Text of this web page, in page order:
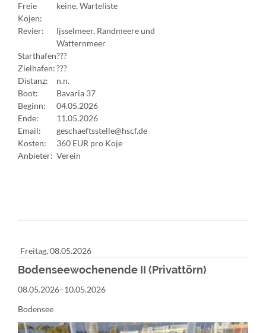
Freie
Kojen:
keine, Warteliste
Revier:
Ijsselmeer, Randmeere und
Watternmeer
Starthafen???
Zielhafen:???
Distanz:
n.n.
Boot:
Bavaria 37
Beginn:
04.05.2026
Ende:
11.05.2026
Email:
geschaeftsstelle@hscf.de
Kosten:
360 EUR pro Koje
Anbieter: Verein
Freitag,08.05.2026
Bodenseewochenende II (Privattörn)
08.05.2026–10.05.2026
Bodensee